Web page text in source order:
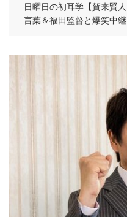
日曜日の初耳学【賀来賢
言葉＆福田監督と爆笑中継